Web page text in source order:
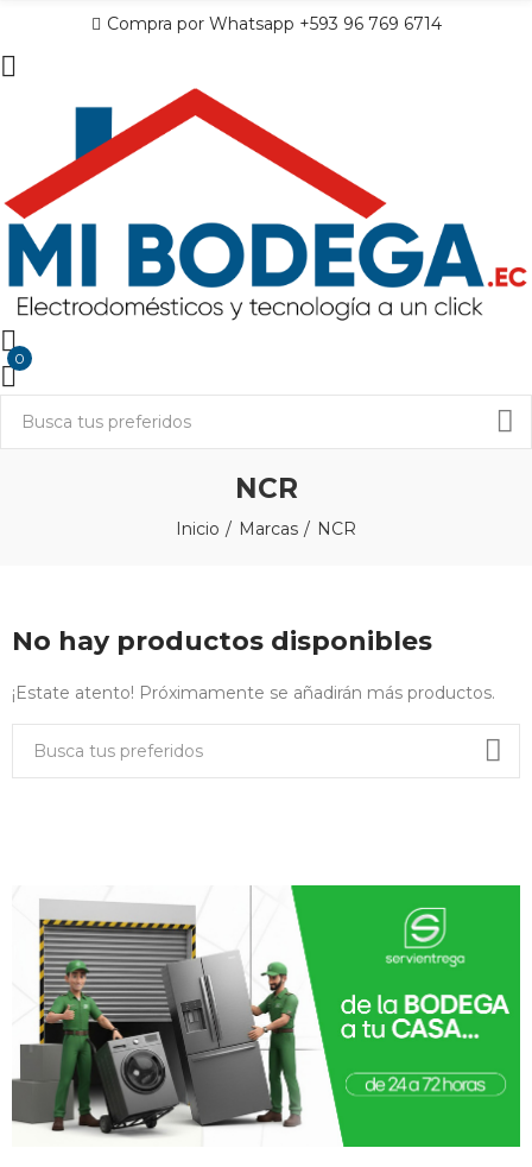
Compra por Whatsapp +593 96 769 6714
0
NCR
Inicio Marcas NCR
No hay productos disponibles
¡Estate atento! Próximamente se añadirán más productos.